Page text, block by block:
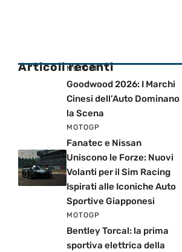
Articoli recenti
MOTOGP
Goodwood 2026: I Marchi
Cinesi dell’Auto Dominano
la Scena
MOTOGP
Fanatec e Nissan
Uniscono le Forze: Nuovi
Volanti per il Sim Racing
Ispirati alle Iconiche Auto
Sportive Giapponesi
MOTOGP
Bentley Torcal: la prima
sportiva elettrica della